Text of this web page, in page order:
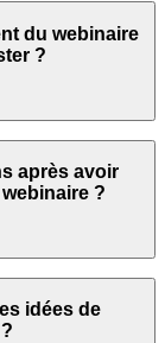
indiquer dans
serait
du webinaire
?
sur notre
également
après avoir
?
les
:
idées de